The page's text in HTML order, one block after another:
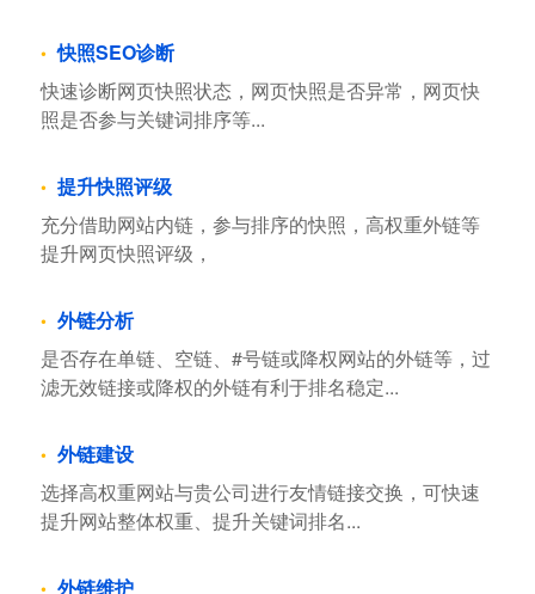
快照SEO诊断
快速诊断网页快照状态，网页快照是否异常，网页快
照是否参与关键词排序等...
提升快照评级
充分借助网站内链，参与排序的快照，高权重外链等
提升网页快照评级，
外链分析
是否存在单链、空链、#号链或降权网站的外链等，过
滤无效链接或降权的外链有利于排名稳定...
外链建设
选择高权重网站与贵公司进行友情链接交换，可快速
提升网站整体权重、提升关键词排名...
外链维护